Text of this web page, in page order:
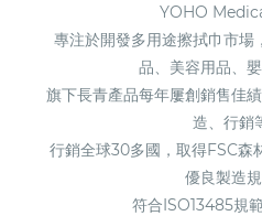
YOHO
專注於開發多用途擦拭巾市場
品、美容用品、
旗下長青產品每年屢創銷售佳
造、行銷
行銷全球30多國，取得FSC森
優良製造
符合ISO13485規